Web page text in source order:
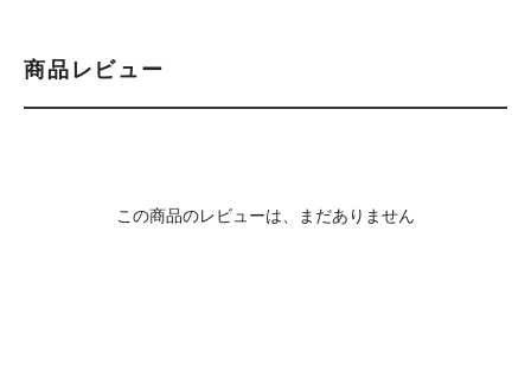
商品レビュー
この商品のレビューは、まだありません